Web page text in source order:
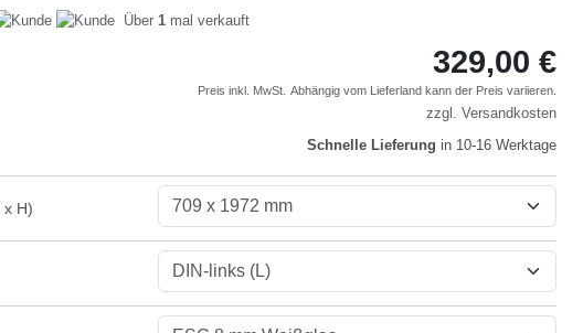
Über 1 mal verkauft
329,00 €
Preis inkl. MwSt. Abhängig vom Lieferland kann der Preis variieren.
zzgl. Versandkosten
Schnelle Lieferung in 10-16 Werktage
x H)